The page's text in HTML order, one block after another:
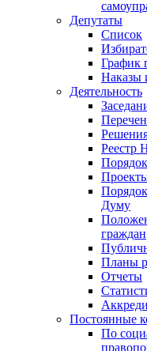
Депутаты
Список
График
Наказы
Деятельность
Реестр
Думу
граждан
Планы
Отчеты
Постоянные
По